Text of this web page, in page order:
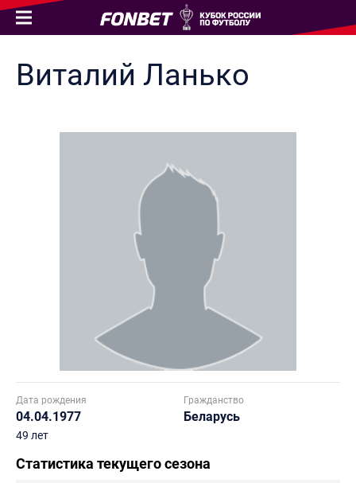
Виталий Ланько
Дата рождения
04.04.1977
49 лет
Гражданство
Беларусь
Статистика текущего сезона